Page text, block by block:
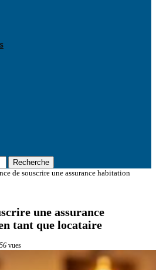
Recherche
de souscrire une assurance habitation
une assurance
tant que locataire
vues